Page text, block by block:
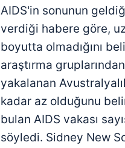
AIDS'in sonunun
verdiği habere göre,
boyutta olmadığını
araştırma
yakalanan
kadar az olduğunu
bulan AIDS vakası
söyledi. Sidney New